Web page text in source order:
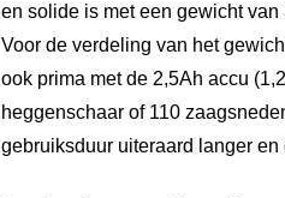
en solide is met een gewicht
Voor de verdeling van het
ook prima met de 2,5Ah accu
heggenschaar of 110
gebruiksduur uiteraard langer en